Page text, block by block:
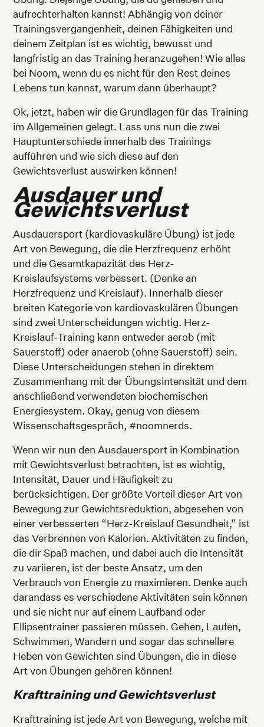
aufrechterhalten kannst! Abhängig von deiner
Trainingsvergangenheit, deinen Fähigkeiten und
deinem Zeitplan ist es wichtig, bewusst und
langfristig an das Training heranzugehen! Wie alles
bei Noom, wenn du es nicht für den Rest deines
Lebens tun kannst, warum dann überhaupt?
Ok, jetzt, haben wir die Grundlagen für das Training
im Allgemeinen gelegt. Lass uns nun die zwei
Hauptunterschiede innerhalb des Trainings
aufführen und wie sich diese auf den
Gewichtsverlust auswirken können!
Ausdauer und
Gewichtsverlust
Ausdauersport (kardiovaskuläre Übung) ist jede
Art von Bewegung, die die Herzfrequenz erhöht
und die Gesamtkapazität des Herz-
Kreislaufsystems verbessert. (Denke an
Herzfrequenz und Kreislauf). Innerhalb dieser
breiten Kategorie von kardiovaskulären Übungen
sind zwei Unterscheidungen wichtig. Herz-
Kreislauf-Training kann entweder aerob (mit
Sauerstoff) oder anaerob (ohne Sauerstoff) sein.
Diese Unterscheidungen stehen in direktem
Zusammenhang mit der Übungsintensität und dem
anschließend verwendeten biochemischen
Energiesystem. Okay, genug von diesem
Wissenschaftsgespräch, #noomnerds.
Wenn wir nun den Ausdauersport in Kombination
mit Gewichtsverlust betrachten, ist es wichtig,
Intensität, Dauer und Häufigkeit zu
berücksichtigen. Der größte Vorteil dieser Art von
Bewegung zur Gewichtsreduktion, abgesehen von
einer verbesserten “Herz-Kreislauf Gesundheit,” ist
das Verbrennen von Kalorien. Aktivitäten zu finden,
die dir Spaß machen, und dabei auch die Intensität
zu variieren, ist der beste Ansatz, um den
Verbrauch von Energie zu maximieren. Denke auch
darandass es verschiedene Aktivitäten sein können
und sie nicht nur auf einem Laufband oder
Ellipsentrainer passieren müssen. Gehen, Laufen,
Schwimmen, Wandern und sogar das schnellere
Heben von Gewichten sind Übungen, die in diese
Art von Übungen gehören können!
Krafttraining und Gewichtsverlust
Krafttraining ist jede Art von Bewegung, welche mit